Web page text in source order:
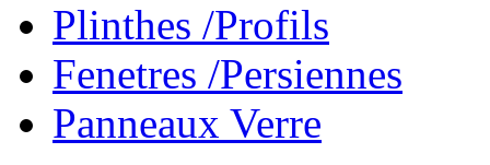
Plinthes /Profils
Fenetres /Persiennes
Panneaux Verre